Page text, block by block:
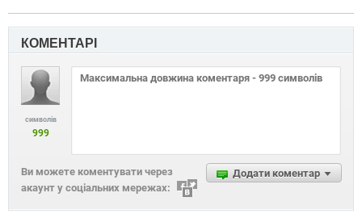
КОМЕНТАРІ
символів
999
Додати коментар
Ви можете коментувати через
акаунт у соціальних мережах: